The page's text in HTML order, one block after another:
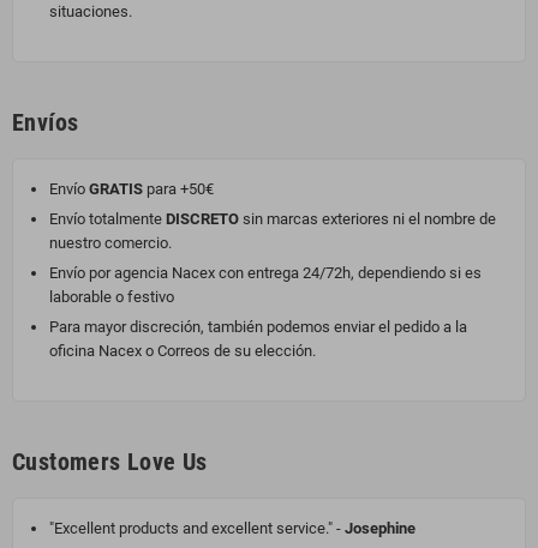
situaciones.
Envíos
Envío GRATIS para +50€
Envío totalmente DISCRETO sin marcas exteriores ni el nombre de
nuestro comercio.
Envío por agencia Nacex con entrega 24/72h, dependiendo si es
laborable o festivo
Para mayor discreción, también podemos enviar el pedido a la
oficina Nacex o Correos de su elección.
Customers Love Us
"Excellent products and excellent service." - Josephine